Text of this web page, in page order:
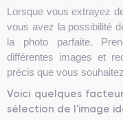
Lorsque vous extrayez
vous avez la possibilité
la photo parfaite.
différentes images et
précis que vous
Voici quelques
sélection de l'image